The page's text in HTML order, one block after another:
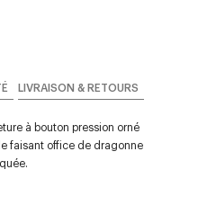
LIVRAISON & RETOURS
à bouton pression orné
faisant office de dragonne